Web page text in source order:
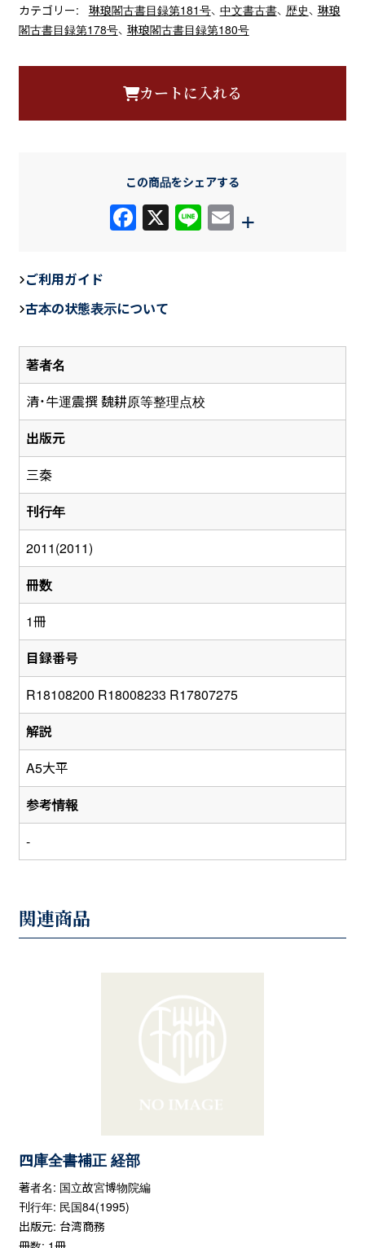
カテゴリー:
琳琅閣古書目録第181号、 中文書古書、 歴史、 琳琅
閣古書目録第178号、 琳琅閣古書目録第180号
著者名
清・牛運震撰 魏耕原等整理点校
出版元
三秦
刊行年
2011(2011)
冊数
1冊
目録番号
R18108200 R18008233 R17807275
解説
A5大平
参考情報
-
カートに入れる
この商品をシェアする
F
e
b
o
o
k
X Li E
+
ご利用ガイド
古本の状態表示について
関連商品
四庫全書補正 経部
著者名: 国立故宮博物院編
刊行年: 民国84(1995)
出版元: 台湾商務